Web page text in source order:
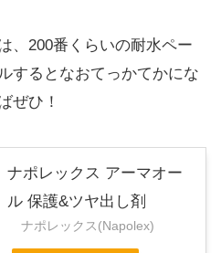
、200番くらいの耐水ペー
するとなおてっかてかにな
ぜひ！
ナポレックス アーマオー
ル 保護&ツヤ出し剤
ナポレックス(Napolex)